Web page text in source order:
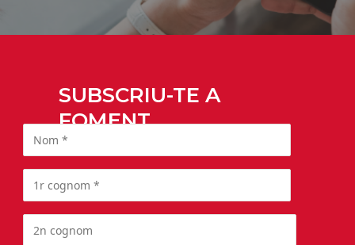
SUBSCRIU-TE A
FOMENT